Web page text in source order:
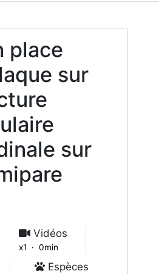
place
sur
sur
Vidéos
x1 · 0min
Espèces